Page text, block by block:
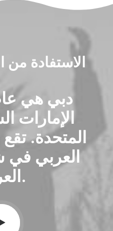
الاستفادة من
دبي هي
الإمارات
المتحدة.
العربي في
العربية.